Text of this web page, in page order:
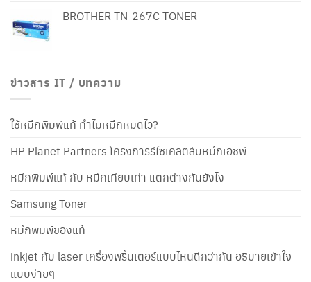
BROTHER TN-267C TONER
ข่าวสาร IT / บทความ
ใช้หมึกพิมพ์แท้ ทำไมหมึกหมดไว?
HP Planet Partners โครงการรีไซเคิลตลับหมึกเอชพี
หมึกพิมพ์แท้ กับ หมึกเทียบเท่า แตกต่างกันยังไง
Samsung Toner
หมึกพิมพ์ของแท้
inkjet กับ laser เครื่องพริ้นเตอร์แบบไหนดีกว่ากัน อธิบายเข้าใจ
แบบง่ายๆ